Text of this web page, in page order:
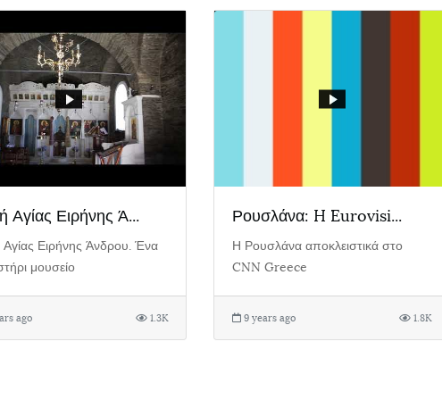
Αγίας Ειρήνης Ά...
Ειρήνης Άνδρου. Ένα
μουσείο
ago 1.3K
Ρουσλάνα: H Eurovisi...
Η Ρουσλάνα αποκλειστικά στο
CNN Greece
9 years ago 1.8K